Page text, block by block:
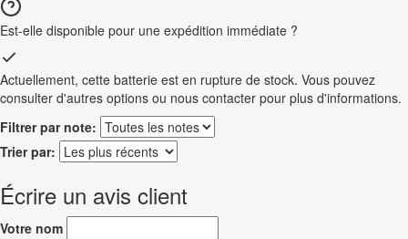
Est-elle disponible pour une expédition immédiate ?
Actuellement, cette batterie est en rupture de stock. Vous pouvez
consulter d'autres options ou nous contacter pour plus d'informations.
Filtrer par note:
Trier par:
Écrire un avis client
Votre nom